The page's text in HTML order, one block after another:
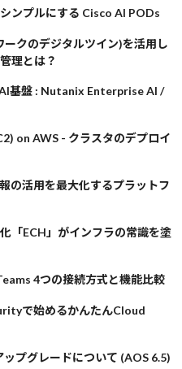
ンプルにする Cisco AI PODs
クのデジタルツイン)を活用し
理とは？
基盤 : Nutanix Enterprise AI /
スタのデプロイ
活用を最大化するプラットフ
「ECH」がインフラの常識を塗
4つの接続方式と機能比較
で始めるかんたんCloud
プグレードについて (AOS 6.5)